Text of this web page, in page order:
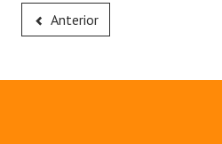
Anterior